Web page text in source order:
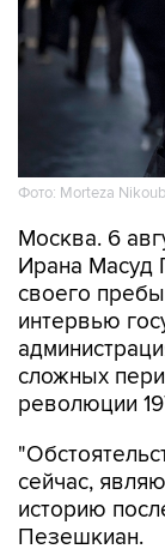
Фото: Morteza
Москва. 6
Ирана Масуд
своего
интервью
сложных
революции
сейчас,
историю
Пезешкиан.